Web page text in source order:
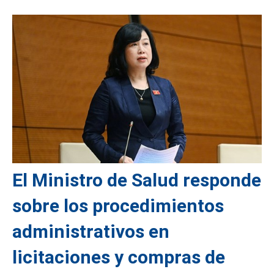
El Ministro de Salud responde
sobre los procedimientos
administrativos en
licitaciones y compras de